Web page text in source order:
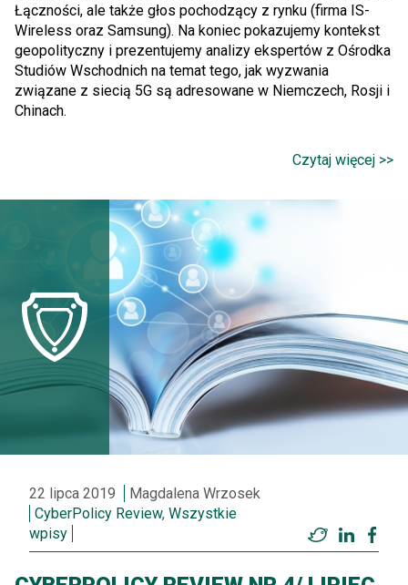
Łączności, ale także głos pochodzący z rynku (firma IS-
Wireless oraz Samsung). Na koniec pokazujemy kontekst
geopolityczny i prezentujemy analizy ekspertów z Ośrodka
Studiów Wschodnich na temat tego, jak wyzwania
związane z siecią 5G są adresowane w Niemczech, Rosji i
Chinach.
Czytaj więcej >>
22 lipca 2019
Magdalena Wrzosek
CyberPolicy Review, Wszystkie
wpisy
Twitter